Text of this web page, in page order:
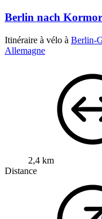
Berlin nach
Itinéraire à vélo à Berlin-
Allemagne
2,4 km
Distance